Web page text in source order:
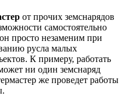
от прочих земснарядов
самостоятельно
просто незаменим при
русла малых
К примеру, работать
ни один земснаряд
же проведет работы